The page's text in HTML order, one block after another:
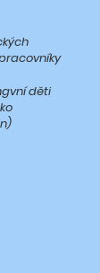
děti